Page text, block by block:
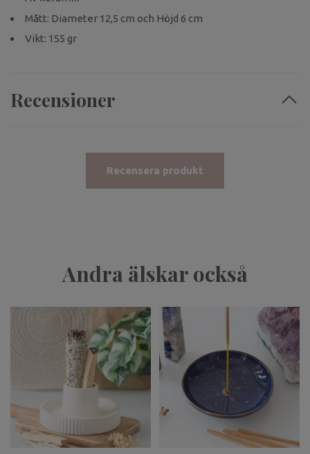
Mått: Diameter 12,5 cm och Höjd 6 cm
Vikt: 155 gr
Recensioner
Recensera produkt
Andra älskar också